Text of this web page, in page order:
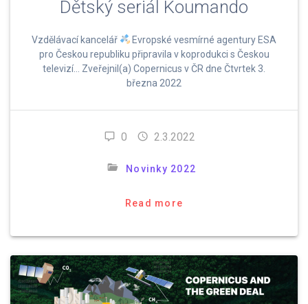
Dětský seriál Koumando
Vzdělávací kancelář
Evropské vesmírné agentury ESA
pro Českou republiku připravila v koprodukci s Českou
televizí… Zveřejnil(a) Copernicus v ČR dne Čtvrtek 3.
března 2022
0 2.3.2022
Novinky 2022
Read more